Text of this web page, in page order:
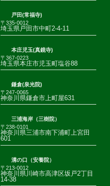
戸田(常福寺)
〒335-0012
埼玉県戸田市中町2-4-11
本庄児玉(真鏡寺)
〒367-0223
埼玉県本庄市児玉町塩谷88
鎌倉(泉光院)
〒247-0065
神奈川県鎌倉市上町屋631
三浦海岸（三樹院）
〒238-0101
神奈川県三浦市南下浦町上宮田
601
溝の口（安養院）
〒213-0012
神奈川県川崎市高津区坂戸2丁目
14-38